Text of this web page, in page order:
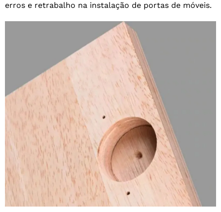
erros e retrabalho na instalação de portas de móveis.